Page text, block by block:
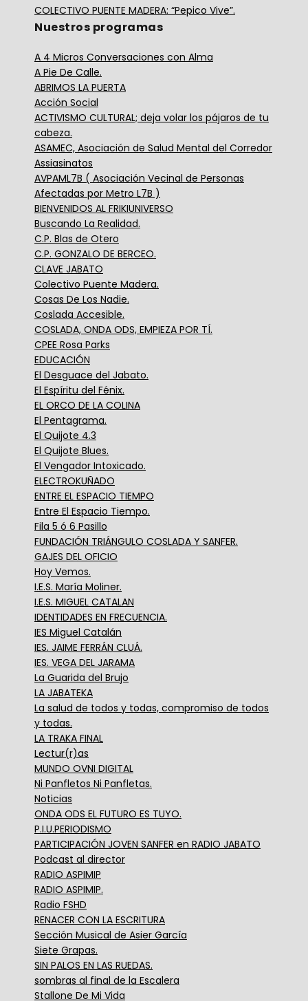
COLECTIVO PUENTE MADERA: “Pepico Vive”.
Nuestros programas
A 4 Micros Conversaciones con Alma
A Pie De Calle.
ABRIMOS LA PUERTA
Acción Social
ACTIVISMO CULTURAL; deja volar los pájaros de tu
cabeza.
ASAMEC, Asociación de Salud Mental del Corredor
Assiasinatos
AVPAML7B ( Asociación Vecinal de Personas
Afectadas por Metro L7B )
BIENVENIDOS AL FRIKIUNIVERSO
Buscando La Realidad.
C.P. Blas de Otero
C.P. GONZALO DE BERCEO.
CLAVE JABATO
Colectivo Puente Madera.
Cosas De Los Nadie.
Coslada Accesible.
COSLADA, ONDA ODS, EMPIEZA POR TÍ.
CPEE Rosa Parks
EDUCACIÓN
El Desguace del Jabato.
El Espíritu del Fénix.
EL ORCO DE LA COLINA
El Pentagrama.
El Quijote 4.3
El Quijote Blues.
El Vengador Intoxicado.
ELECTROKUÑADO
ENTRE EL ESPACIO TIEMPO
Entre El Espacio Tiempo.
Fila 5 ó 6 Pasillo
FUNDACIÓN TRIÁNGULO COSLADA Y SANFER.
GAJES DEL OFICIO
Hoy Vemos.
I.E.S. María Moliner.
I.E.S. MIGUEL CATALAN
IDENTIDADES EN FRECUENCIA.
IES Miguel Catalán
IES. JAIME FERRÁN CLUÁ.
IES. VEGA DEL JARAMA
La Guarida del Brujo
LA JABATEKA
La salud de todos y todas, compromiso de todos
y todas.
LA TRAKA FINAL
Lectur(r)as
MUNDO OVNI DIGITAL
Ni Panfletos Ni Panfletas.
Noticias
ONDA ODS EL FUTURO ES TUYO.
P.I.U.PERIODISMO
PARTICIPACIÓN JOVEN SANFER en RADIO JABATO
Podcast al director
RADIO ASPIMIP
RADIO ASPIMIP.
Radio FSHD
RENACER CON LA ESCRITURA
Sección Musical de Asier García
Siete Grapas.
SIN PALOS EN LAS RUEDAS.
sombras al final de la Escalera
Stallone De Mi Vida